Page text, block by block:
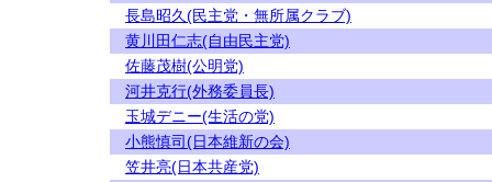
長島昭久(民主党・無所属クラブ)
黄川田仁志(自由民主党)
佐藤茂樹(公明党)
河井克行(外務委員長)
玉城デニー(生活の党)
小熊慎司(日本維新の会)
笠井亮(日本共産党)